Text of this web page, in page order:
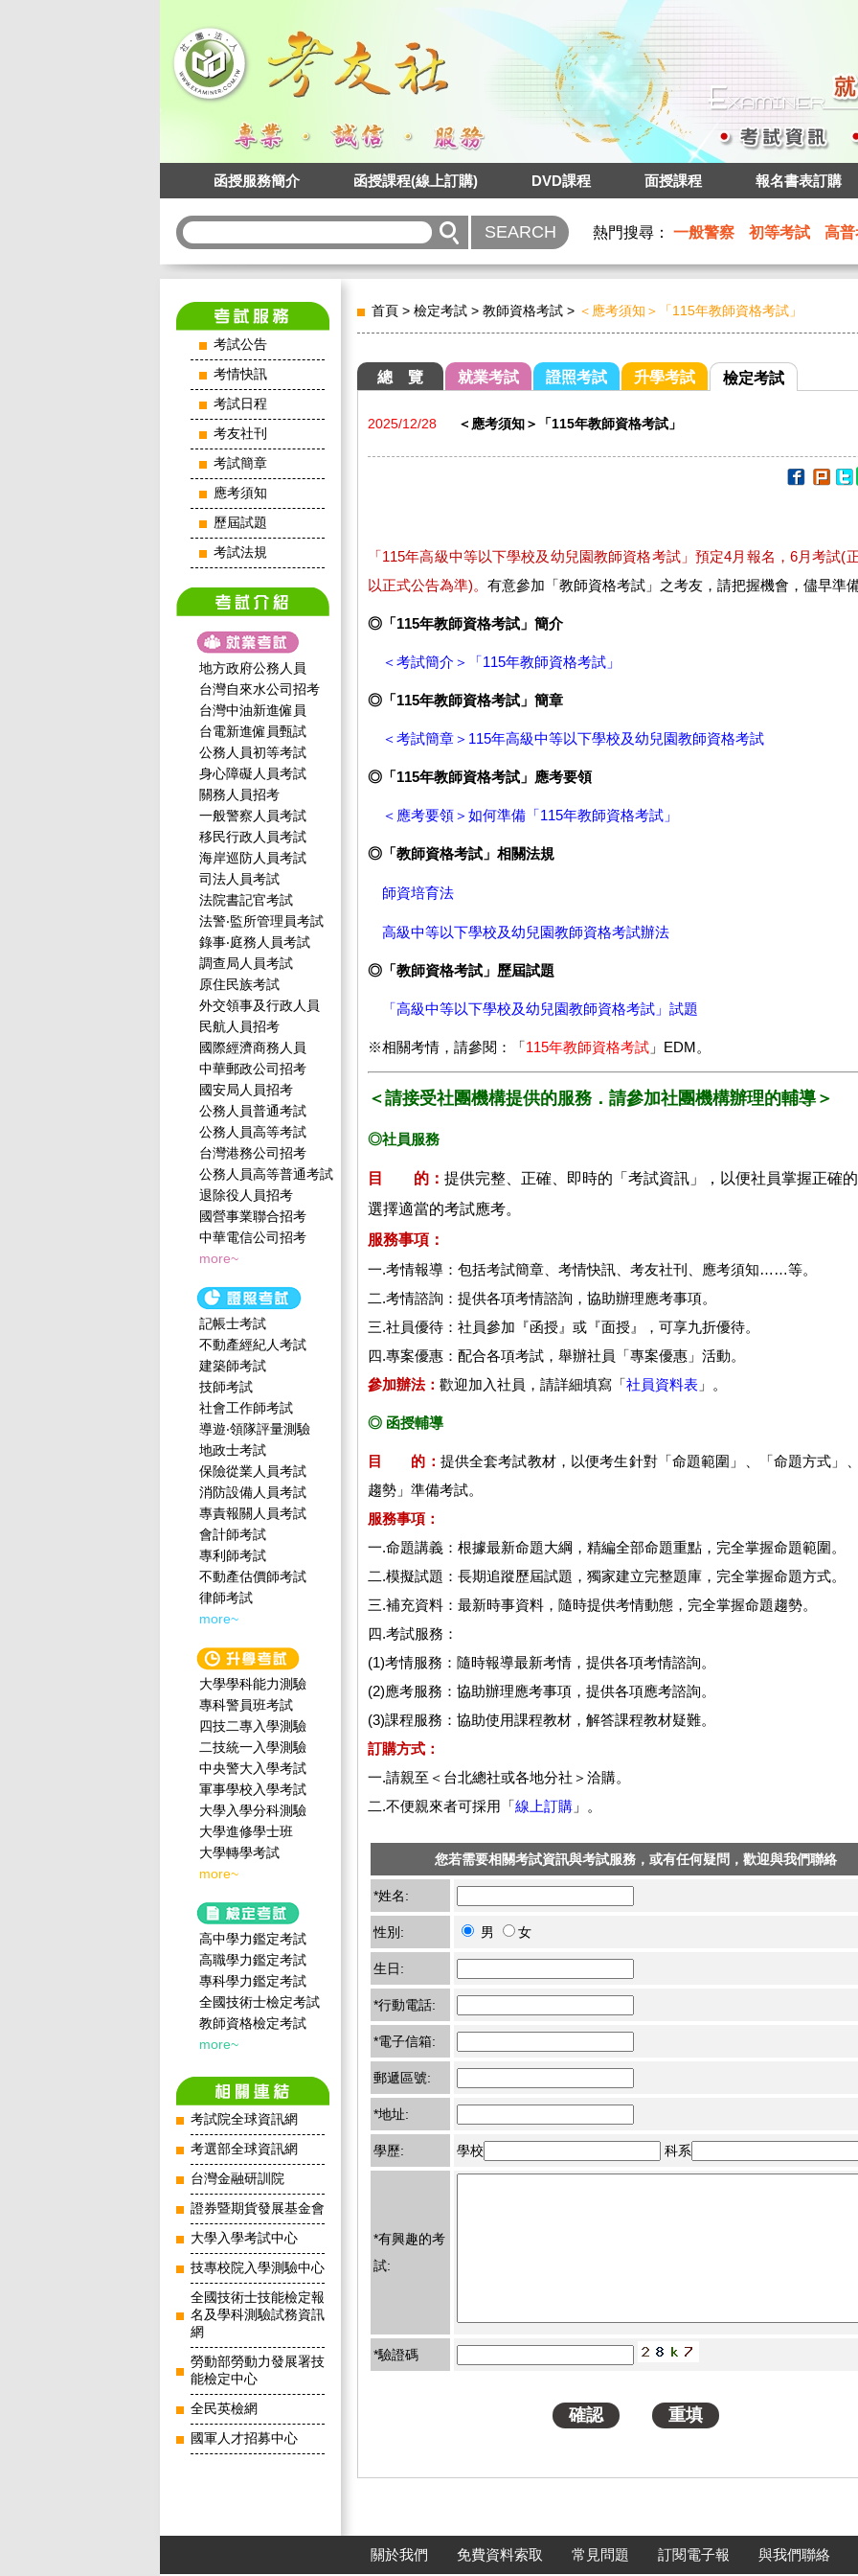
函授服務簡介 函授課程(線上訂購) DVD課程 面授課程 報名書表訂購
熱門搜尋： 一般警察 初等考試 高普
考試公告
考情快訊
考試日程
考友社刊
考試簡章
應考須知
歷屆試題
考試法規
地方政府公務人員
台灣自來水公司招考
台灣中油新進僱員
台電新進僱員甄試
公務人員初等考試
身心障礙人員考試
關務人員招考
一般警察人員考試
移民行政人員考試
海岸巡防人員考試
司法人員考試
法院書記官考試
法警‧監所管理員考試
錄事‧庭務人員考試
調查局人員考試
原住民族考試
外交領事及行政人員
民航人員招考
國際經濟商務人員
中華郵政公司招考
國安局人員招考
公務人員普通考試
公務人員高等考試
台灣港務公司招考
公務人員高等普通考試
退除役人員招考
國營事業聯合招考
中華電信公司招考
more~
記帳士考試
不動產經紀人考試
建築師考試
技師考試
社會工作師‍考試
導遊‧領隊評量測驗
地政士考試
保險從業人員考試
消防設備人員考試
專責報關人員考試
會計師考試
專利師考試
不動產估價師考試
律師考試
more~
大學學科能力測驗
專科警員班考試
四技二專入學測驗
二技統一入學測驗
中央警大入學考試
軍事學校入學考試
大學入學分科測驗
大學進修學士班
大學轉學考試
more~
高中學力鑑定考試
高職學力鑑定考試
專科學力鑑定考試
全國技術士檢定考試
教師資格檢定考試
more~
考試院全球資訊網
考選部全球資訊網
台灣金融研訓院
證券暨期貨發展基金會
大學入學考試中心
技專校院入學測驗中心
全國技術士技能檢定報
名及學科測驗試務資訊
網
勞動部勞動力發展署技
能檢定中心
全民英檢網
國軍人才招募中心
首頁 > 檢定考試 > 教師資格考試 > ＜應考須知＞「115年教師資格考試」
總 覽 就業考試 證照考試 升學考試 檢定考試
2025/12/28 ＜應考須知＞「115年教師資格考試」
「115年高級中等以下學校及幼兒園教師資格考試」預定4月報名，6月考試(
以正式公告為準)。 有意參加「教師資格考試」之考友，請把握機會，儘早準
◎「115年教師資格考試」簡介
＜考試簡介＞「115年教師資格考試」
◎「115年教師資格考試」簡章
＜考試簡章＞115年高級中等以下學校及幼兒園教師資格考試
◎「115年教師資格考試」應考要領
＜應考要領＞如何準備「115年教師資格考試」
◎「教師資格考試」相關法規
師資培育法
高級中等以下學校及幼兒園教師資格考試辦法
◎「教師資格考試」歷屆試題
「高級中等以下學校及幼兒園教師資格考試」試題
※相關考情，請參閱：「115年教師資格考試 」EDM。
＜請接受社團機構提供的服務．請參加社團機構辦理的輔導＞
◎社員服務
目 的： 提供完整、正確、即時的「考試資訊」，以便社員掌握正確
選擇適當的考試應考。
服務事項：
一.考情報導：包括考試簡章、考情快訊、考友社刊、應考須知……等。
二.考情諮詢：提供各項考情諮詢，協助辦理應考事項。
三.社員優待：社員參加『函授』或『面授』，可享九折優待。
四.專案優惠：配合各項考試，舉辦社員「專案優惠」活動。
參加辦法： 歡迎加入社員，請詳細填寫「社員資料表 」。
◎ 函授輔導
目 的： 提供全套考試教材，以便考生針對「命題範圍」、「命題方式」
趨勢」準備考試。
服務事項：
一.命題講義：根據最新命題大綱，精編全部命題重點，完全掌握命題範圍。
二.模擬試題：長期追蹤歷屆試題，獨家建立完整題庫，完全掌握命題方式。
三.補充資料：最新時事資料，隨時提供考情動態，完全掌握命題趨勢。
四.考試服務：
(1)考情服務：隨時報導最新考情，提供各項考情諮詢。
(2)應考服務：協助辦理應考事項，提供各項應考諮詢。
(3)課程服務：協助使用課程教材，解答課程教材疑難。
訂購方式：
一.請親至＜台北總社或各地分社＞洽購。
二.不便親來者可採用「線上訂購 」。
您若需要相關考試資訊與考試服務，或有任何疑問，歡迎與我們聯絡
*姓名:
性別: 男 女
生日:
*行動電話:
*電子信箱:
郵遞區號:
*地址:
學歷: 學校 科系
*有興趣的考
試:
*驗證碼
關於我們 免費資料索取 常見問題 訂閱電子報 與我們聯絡